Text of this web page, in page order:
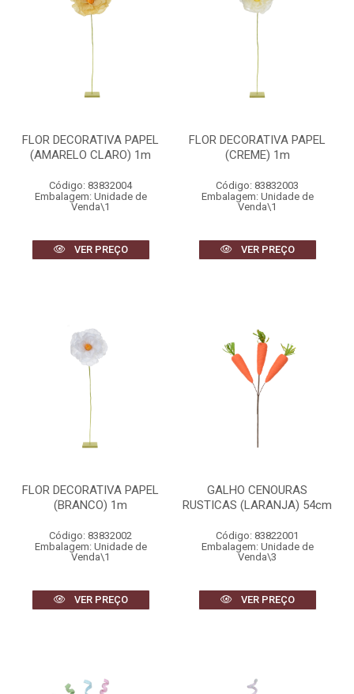
FLOR DECORATIVA PAPEL
(AMARELO CLARO) 1m
Código: 83832004
Embalagem: Unidade de
Venda\1
VER PREÇO
FLOR DECORATIVA PAPEL
(CREME) 1m
Código: 83832003
Embalagem: Unidade de
Venda\1
VER PREÇO
FLOR DECORATIVA PAPEL
(BRANCO) 1m
Código: 83832002
Embalagem: Unidade de
Venda\1
VER PREÇO
GALHO CENOURAS
RUSTICAS (LARANJA) 54cm
Código: 83822001
Embalagem: Unidade de
Venda\3
VER PREÇO